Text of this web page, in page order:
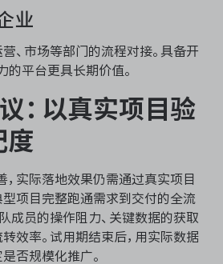
业
、市场等部门的流程对接。具备开
的平台更具长期价值。
：以真实项目验
度
，实际落地效果仍需通过真实项目
型项目完整跑通需求到交付的全流
成员的操作阻力、关键数据的获取
效率。试用期结束后，用实际数据
否规模化推广。